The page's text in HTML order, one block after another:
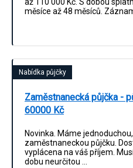
měsíce až 48 měsíců.
Nabídka půjčky
Zaměstnanecká půjčka -
60000 Kč
Novinka. Máme
zaměstnaneckou půjčku.
vyplácena na váš příjem.
dobu neurčitou …